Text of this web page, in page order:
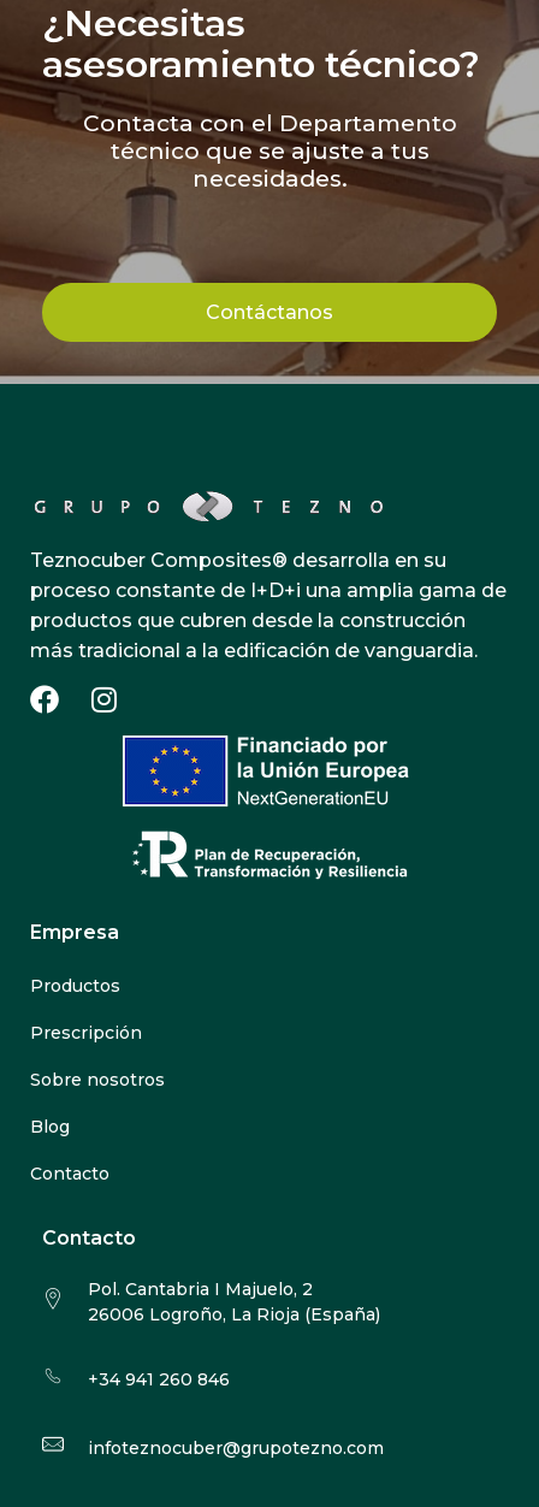
¿Necesitas
asesoramiento técnico?
Contacta con el Departamento
técnico que se ajuste a tus
necesidades.
Contáctanos
Teznocuber Composites® desarrolla en su
proceso constante de I+D+i una amplia gama de
productos que cubren desde la construcción
más tradicional a la edificación de vanguardia.
Empresa
Productos
Prescripción
Sobre nosotros
Blog
Contacto
Contacto
Pol. Cantabria I Majuelo, 2
26006 Logroño, La Rioja (España)
+34 941 260 846
infoteznocuber@grupotezno.com